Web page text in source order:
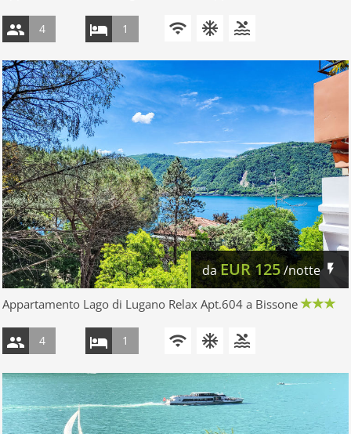
4 1
daEUR125/notte
Appartamento Lago di Lugano Relax Apt.604 a Bissone
4 1